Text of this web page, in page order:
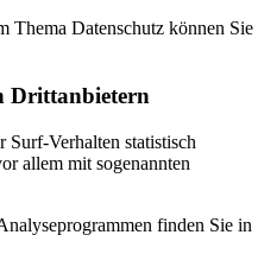
Thema Datenschutz können Sie
Dritt­anbietern
Surf-Verhalten statistisch
allem mit sogenannten
finden Sie in